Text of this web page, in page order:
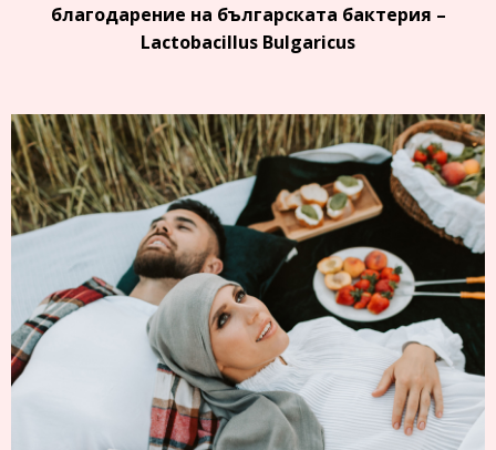
благодарение на българската бактерия –
Lactobacillus Bulgaricus